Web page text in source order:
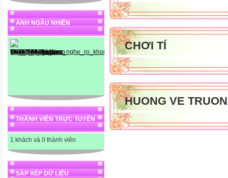
ẢNH NGẪU NHIÊN
THÀNH VIÊN TRỰC TUYẾN
1 khách và 0 thành viên
SẮP XẾP DỮ LIỆU
CHƠI TÍ
HUONG VE